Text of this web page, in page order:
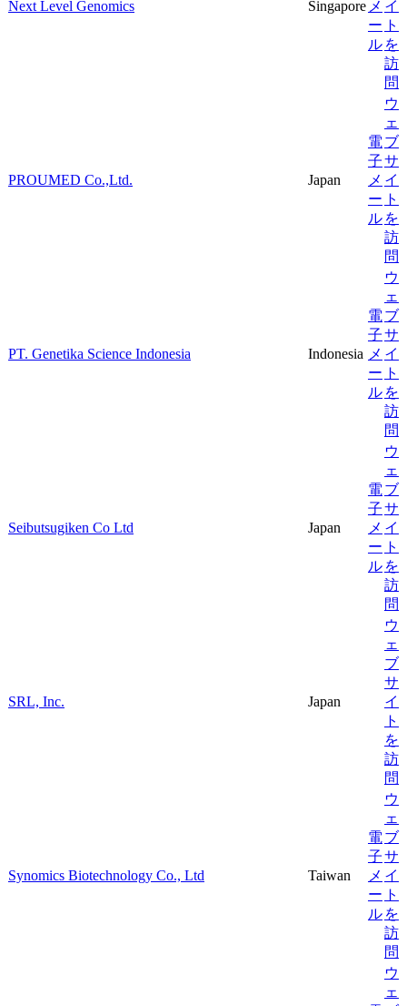
Next Level Genomics Singapore メ
ー
ル
イ
ト
を
訪
問
PROUMED Co.,Ltd. Japan
電
子
メ
ー
ル
ウ
ェ
ブ
サ
イ
ト
を
訪
問
PT. Genetika Science Indonesia Indonesia
電
子
メ
ー
ル
ウ
ェ
ブ
サ
イ
ト
を
訪
問
Seibutsugiken Co Ltd Japan
電
子
メ
ー
ル
ウ
ェ
ブ
サ
イ
ト
を
訪
問
SRL, Inc. Japan
ウ
ェ
ブ
サ
イ
ト
を
訪
問
Synomics Biotechnology Co., Ltd Taiwan
電
子
メ
ー
ル
ウ
ェ
ブ
サ
イ
ト
を
訪
問
ウ
ェ